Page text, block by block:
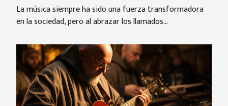
La música siempre ha sido una fuerza transformadora
en la sociedad, pero al abrazar los llamados...